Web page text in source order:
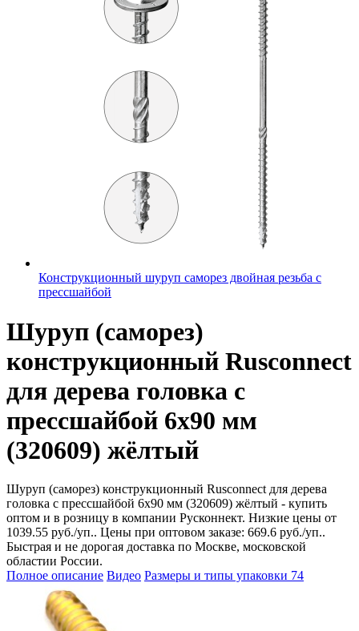
Конструкционный шуруп саморез двойная резьба с
прессшайбой
Шуруп (саморез)
конструкционный Rusconnect
для дерева головка с
прессшайбой 6х90 мм
(320609) жёлтый
Шуруп (саморез) конструкционный Rusconnect для дерева
головка с прессшайбой 6х90 мм (320609) жёлтый - купить
оптом и в розницу в компании Русконнект. Низкие цены от
1039.55 руб./уп.. Цены при оптовом заказе: 669.6 руб./уп..
Быстрая и не дорогая доставка по Москве, московской
областии России.
Полное описание Видео Размеры и типы упаковки 74